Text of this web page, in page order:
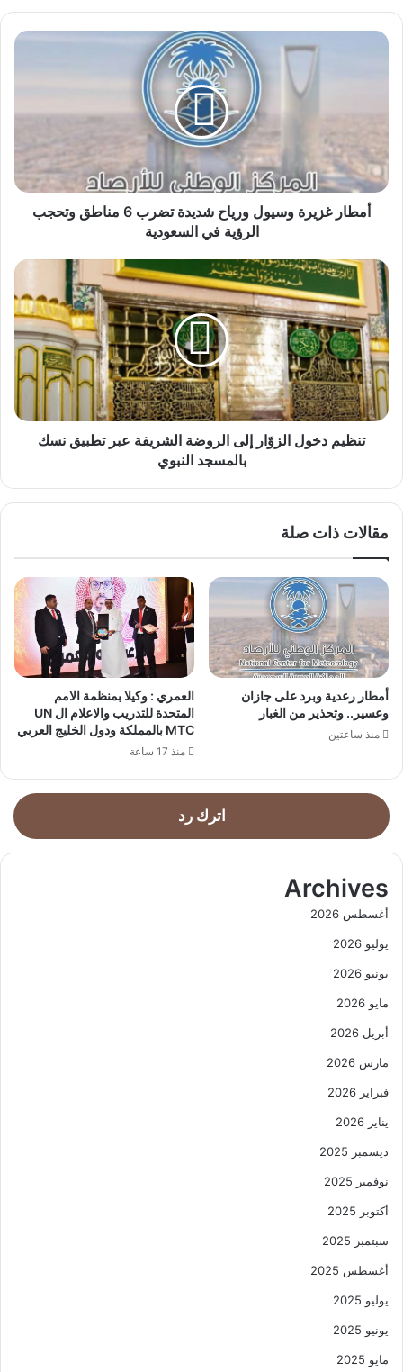
أمطار
6
مناطق
وتحجب
الرؤية
أمطار غزيرة وسيول ورياح شديدة تضرب 6 مناطق وتحجب
الرؤية في السعودية
تنظيم
دخول
الزوّار
إلى
الروضة
الشريفة
عبر
تطبيق
نسك
بالمسجدتنظيم دخول الزوّار إلى الروضة الشريفة عبر تطبيق نسك
بالمسجد النبوي
مقالات ذات صلة
أمطار رعدية وبرد على جازان
وعسير.. وتحذير من الغبار
منذ ساعتين
العمري : وكيلا بمنظمة الامم
المتحدة للتدريب والاعلام ال UN
MTC بالمملكة ودول الخليج العربي
منذ 17 ساعة
اترك رد
Archives
أغسطس 2026
يوليو 2026
يونيو 2026
مايو 2026
أبريل 2026
مارس 2026
فبراير 2026
يناير 2026
ديسمبر 2025
نوفمبر 2025
أكتوبر 2025
سبتمبر 2025
أغسطس 2025
يوليو 2025
يونيو 2025
مايو 2025